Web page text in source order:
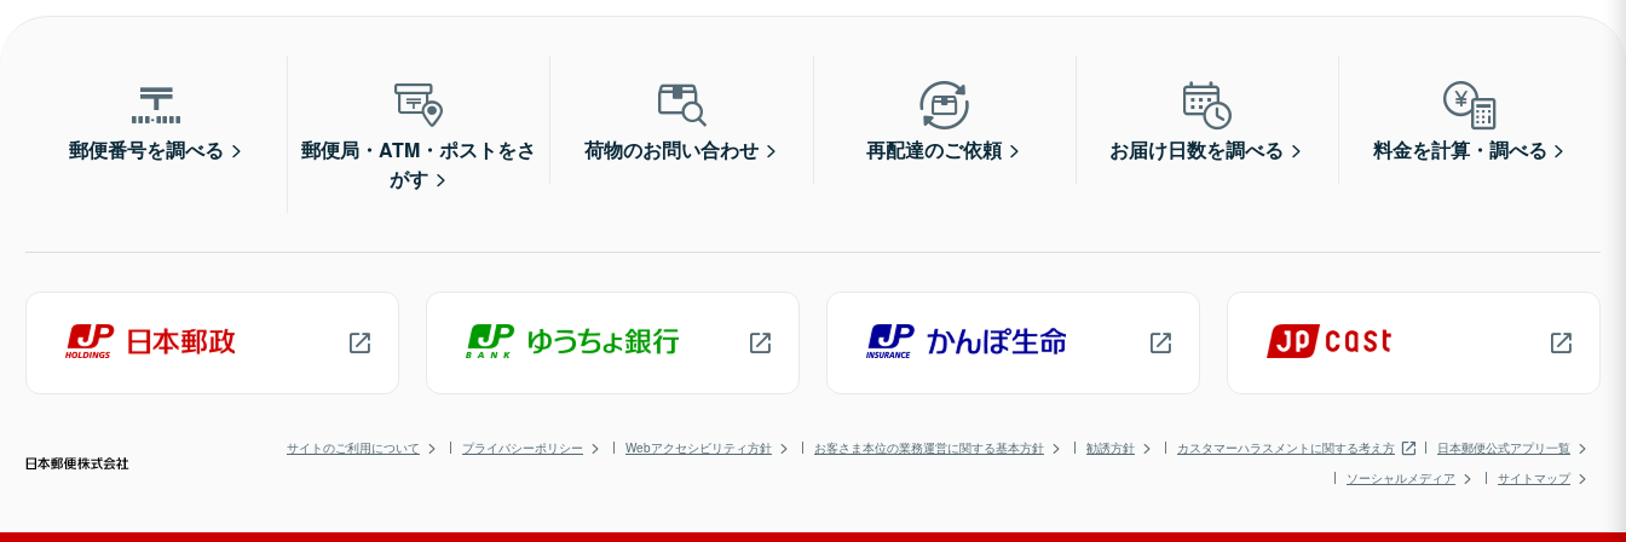
郵便番号を調べる
郵便局・ATM・ポストをさ
がす
荷物のお問い合わせ 再配達のご依頼 お届け日数を調べる 料金を計算・調べる
サイトのご利用について プライバシーポリシー Webアクセシビリティ方針 お客さま本位の業務運営に関する基本方針 勧誘方針 カスタマーハラスメントに関する考え方
日本郵便公式アプリ一覧
ソーシャルメディア
サイトマップ